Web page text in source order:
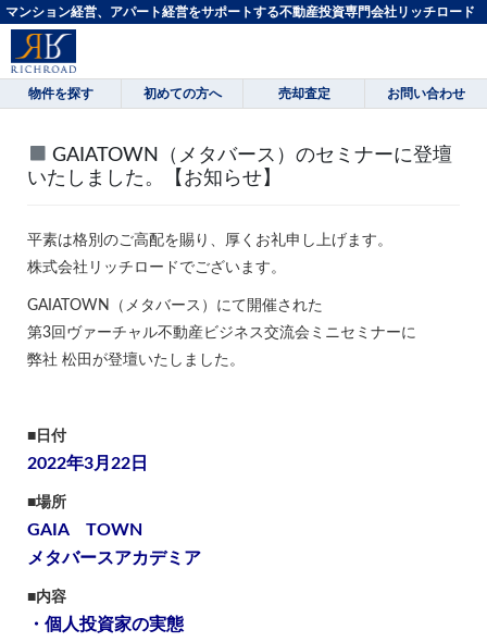
マンション経営、アパート経営をサポートする不動産投資専門会社リッチロード
物件を探す 初めての方へ 売却査定 お問い合わせ
GAIATOWN（メタバース）のセミナーに登壇
いたしました。【お知らせ】
平素は格別のご高配を賜り、厚くお礼申し上げます。
株式会社リッチロードでございます。
GAIATOWN（メタバース）にて開催された
第3回ヴァーチャル不動産ビジネス交流会ミニセミナーに
弊社 松田が登壇いたしました。
■日付
2022年3月22日
■場所
GAIA TOWN
メタバースアカデミア
■内容
・個人投資家の実態